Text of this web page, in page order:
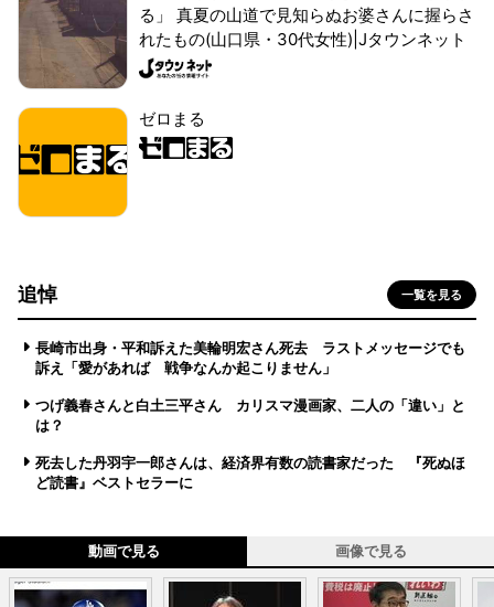
る」 真夏の山道で見知らぬお婆さんに握らさ
れたもの(山口県・30代女性)|Jタウンネット
ゼロまる
追悼 一覧を見る
長崎市出身・平和訴えた美輪明宏さん死去 ラストメッセージでも
訴え「愛があれば 戦争なんか起こりません」
つげ義春さんと白土三平さん カリスマ漫画家、二人の「違い」と
は？
死去した丹羽宇一郎さんは、経済界有数の読書家だった 『死ぬほ
ど読書』ベストセラーに
動画で見る 画像で見る